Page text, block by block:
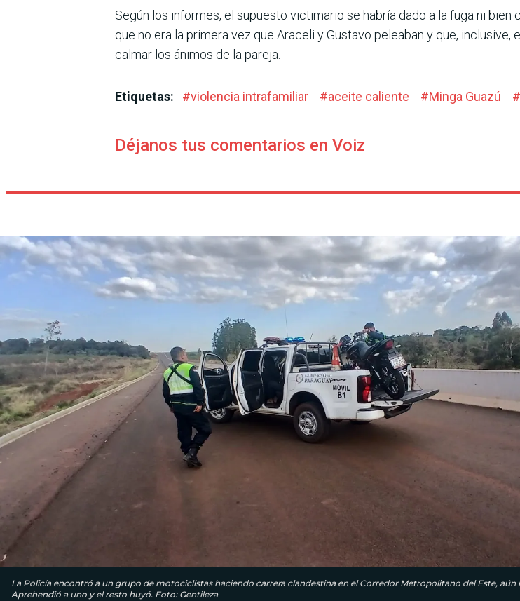
Según los informes, el supuesto victimario se habría dado a la fuga ni
que no era la primera vez que Araceli y Gustavo peleaban y que,
calmar los ánimos de la pareja.
Etiquetas: #violencia intrafamiliar #aceite caliente #Minga Guazú #
Déjanos tus comentarios en Voiz
La Policía encontró a un grupo de motociclistas haciendo carrera clandestina en el Corredor Metropolitano del Este, aún
Aprehendió a uno y el resto huyó. Foto: Gentileza